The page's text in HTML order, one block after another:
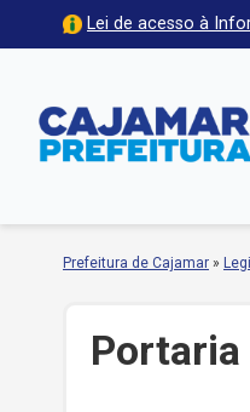
Lei de acesso à
Prefeitura de Cajamar »